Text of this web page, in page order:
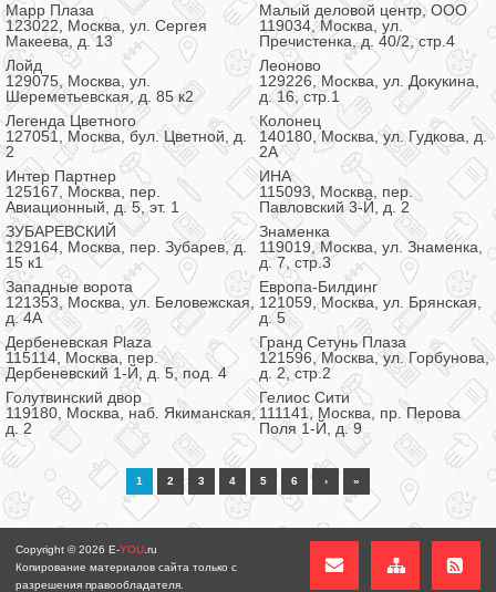
Марр Плаза
123022, Москва, ул. Сергея
Макеева, д. 13
Малый деловой центр, ООО
119034, Москва, ул.
Пречистенка, д. 40/2, стр.4
Лойд
129075, Москва, ул.
Шереметьевская, д. 85 к2
Леоново
129226, Москва, ул. Докукина,
д. 16, стр.1
Легенда Цветного
127051, Москва, бул. Цветной, д.
2
Колонец
140180, Москва, ул. Гудкова, д.
2А
Интер Партнер
125167, Москва, пер.
Авиационный, д. 5, эт. 1
ИНА
115093, Москва, пер.
Павловский 3-Й, д. 2
ЗУБАРЕВСКИЙ
129164, Москва, пер. Зубарев, д.
15 к1
Знаменка
119019, Москва, ул. Знаменка,
д. 7, стр.3
Западные ворота
121353, Москва, ул. Беловежская,
д. 4А
Европа-Билдинг
121059, Москва, ул. Брянская,
д. 5
Дербеневская Plaza
115114, Москва, пер.
Дербеневский 1-Й, д. 5, под. 4
Гранд Сетунь Плаза
121596, Москва, ул. Горбунова,
д. 2, стр.2
Голутвинский двор
119180, Москва, наб. Якиманская,
д. 2
Гелиос Сити
111141, Москва, пр. Перова
Поля 1-Й, д. 9
1 2 3 4 5 6 › »
Copyright © 2026 E-YOU .ru
Копирование материалов сайта только с
разрешения правообладателя.